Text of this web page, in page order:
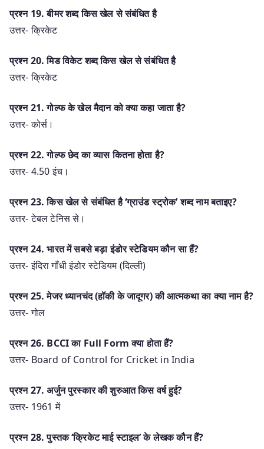
प्रश्न 19. बीमर शब्द किस खेल से संबंधित है
उत्तर- क्रिकेट
प्रश्न 20. मिड विकेट शब्द किस खेल से संबंधित है
उत्तर- क्रिकेट
प्रश्न 21. गोल्फ के खेल मैदान को क्या कहा जाता है?
उत्तर- कोर्स।
प्रश्न 22. गोल्फ छेद का व्यास कितना होता है?
उत्तर- 4.50 इंच।
प्रश्न 23. किस खेल से संबंधित है ‘ग्राउंड स्ट्रोक’ शब्द नाम बताइए?
उत्तर- टेबल टेनिस से।
प्रश्न 24. भारत में सबसे बड़ा इंडोर स्टेडियम कौन सा हैं?
उत्तर- इंदिरा गाँधी इंडोर स्टेडियम (दिल्ली)
प्रश्न 25. मेजर ध्यानचंद (हॉकी के जादूगर) की आत्मकथा का क्या नाम है?
उत्तर- गोल
प्रश्न 26. BCCI का Full Form क्या होता हैं?
उत्तर- Board of Control for Cricket in India
प्रश्न 27. अर्जुन पुरस्कार की शुरुआत किस वर्ष हुई?
उत्तर- 1961 में
प्रश्न 28. पुस्तक ‘क्रिकेट माई स्टाइल’ के लेखक कौन हैं?